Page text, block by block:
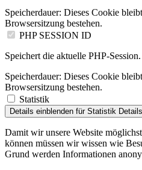
Speicherdauer: Dieses Cookie
Browsersitzung bestehen.
PHP SESSION ID
Speichert die aktuelle PHP-Session.
Speicherdauer: Dieses Cookie
Browsersitzung bestehen.
Statistik
Details einblenden für Statistik
Damit wir unsere Website
können müssen wir wissen wie
Grund werden Informationen